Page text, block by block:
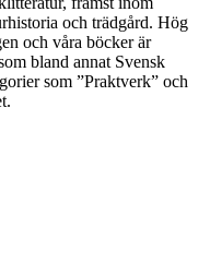
och trädgård. Hög
och våra böcker är
bland annat Svensk
som ”Praktverk” och